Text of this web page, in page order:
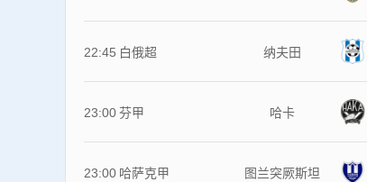
22:45 白俄超 纳夫田
23:00芬甲 哈卡
23:00 哈萨克甲 图兰突厥斯坦